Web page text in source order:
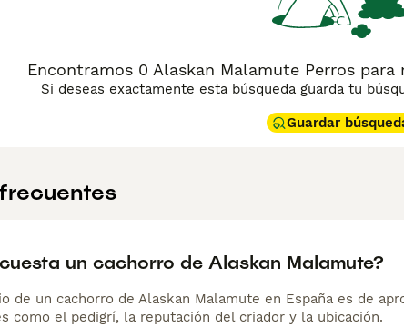
Encontramos 0 Alaskan Malamute Perros para
Si deseas exactamente esta búsqueda guarda tu
Guardar
un cachorro de Alaskan Malamute?
de un cachorro de Alaskan Malamute en España es de
como el pedigrí, la reputación del criador y la ubicación.